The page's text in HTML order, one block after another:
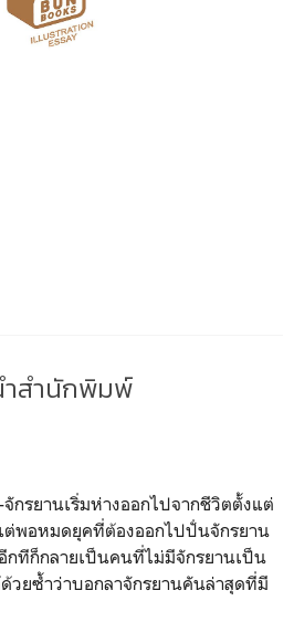
ำสำนักพิมพ์
รยานเริ่มห่างออกไปจากชีวิตตั้งแต่
ต่พอหมดยุคที่ต้องออกไปปั่นจักรยาน
กทีก็กลายเป็นคนที่ไม่มีจักรยานเป็น
วยซ้ำว่าบอกลาจักรยานคันล่าสุดที่มี